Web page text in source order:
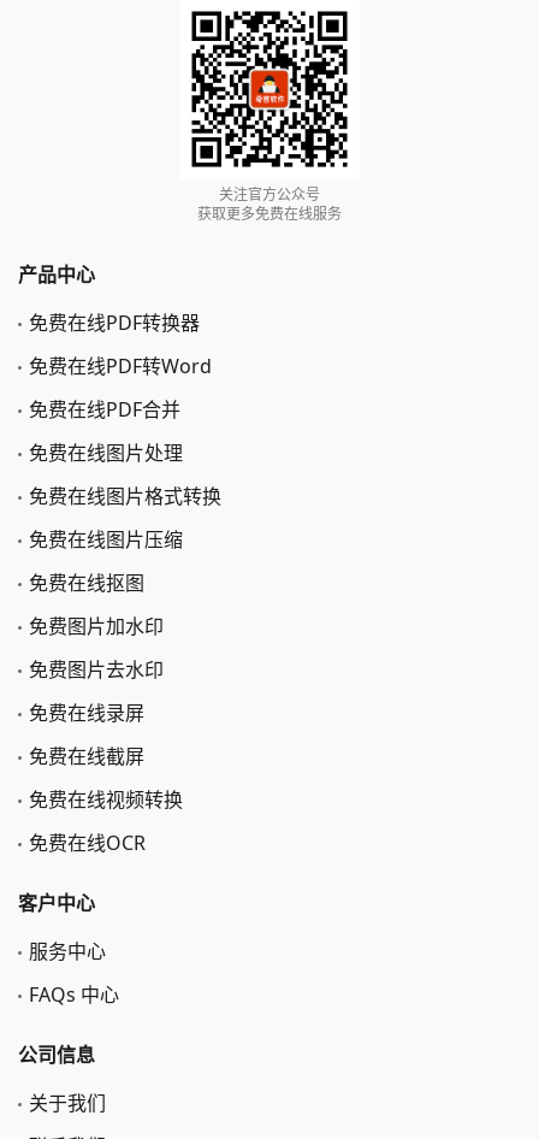
关注官方公众号
获取更多免费在线服务
产品中心
免费在线PDF转换器
免费在线PDF转Word
免费在线PDF合并
免费在线图片处理
免费在线图片格式转换
免费在线图片压缩
免费在线抠图
免费图片加水印
免费图片去水印
免费在线录屏
免费在线截屏
免费在线视频转换
免费在线OCR
客户中心
服务中心
FAQs 中心
公司信息
关于我们